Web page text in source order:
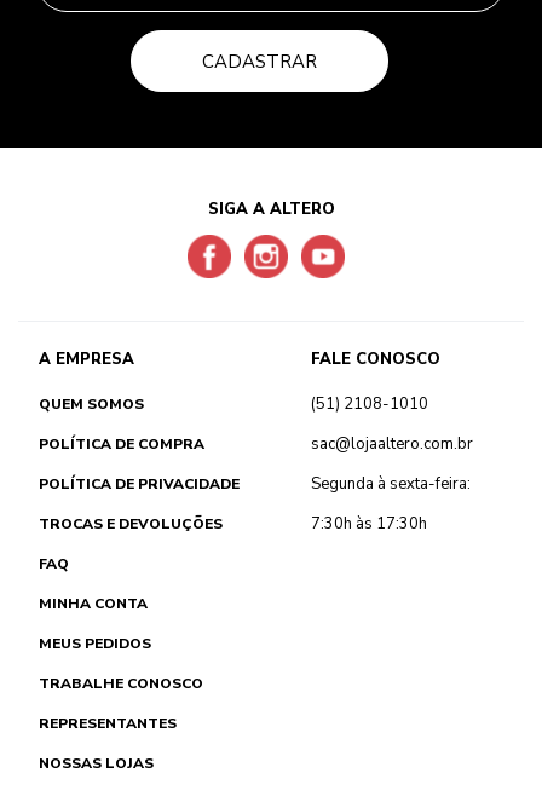
CADASTRAR
SIGA A ALTERO
A EMPRESA
QUEM SOMOS
POLÍTICA DE COMPRA
POLÍTICA DE PRIVACIDADE
TROCAS E DEVOLUÇÕES
FAQ
MINHA CONTA
MEUS PEDIDOS
TRABALHE CONOSCO
REPRESENTANTES
NOSSAS LOJAS
FALE CONOSCO
(51) 2108-1010
sac@lojaaltero.com.br
Segunda à sexta-feira:
7:30h às 17:30h